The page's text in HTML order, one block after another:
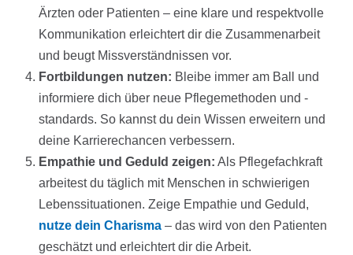
Ärzten oder Patienten – eine klare und respektvolle
Kommunikation erleichtert dir die Zusammenarbeit
und beugt Missverständnissen vor.
Fortbildungen nutzen: Bleibe immer am Ball und
informiere dich über neue Pflegemethoden und -
standards. So kannst du dein Wissen erweitern und
deine Karrierechancen verbessern.
Empathie und Geduld zeigen: Als Pflegefachkraft
arbeitest du täglich mit Menschen in schwierigen
Lebenssituationen. Zeige Empathie und Geduld,
nutze dein Charisma– das wird von den Patienten
geschätzt und erleichtert dir die Arbeit.